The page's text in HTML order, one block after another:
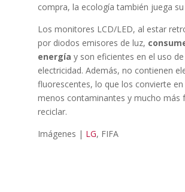
compra, la ecología también juega su
Los monitores LCD/LED, al estar
por diodos emisores de luz,
energía y son eficientes en el uso de
electricidad. Además, no contienen
fluorescentes, lo que los convierte
menos contaminantes y mucho más
reciclar.
Imágenes | LG, FIFA